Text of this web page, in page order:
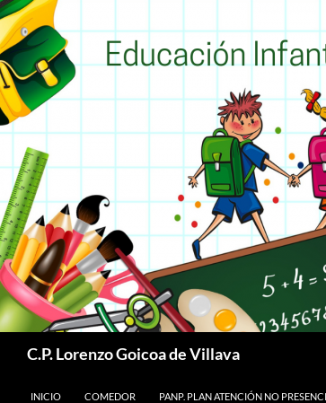
C.P. Lorenzo Goicoa de Villava
INICIO
COMEDOR PANP. PLAN ATENCIÓN NO